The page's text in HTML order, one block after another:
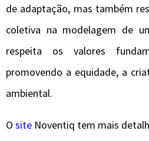
de adaptação, mas também
coletiva na modelagem de
respeita os valores
promovendo a equidade, a
ambiental.
O site Noventiq tem mais